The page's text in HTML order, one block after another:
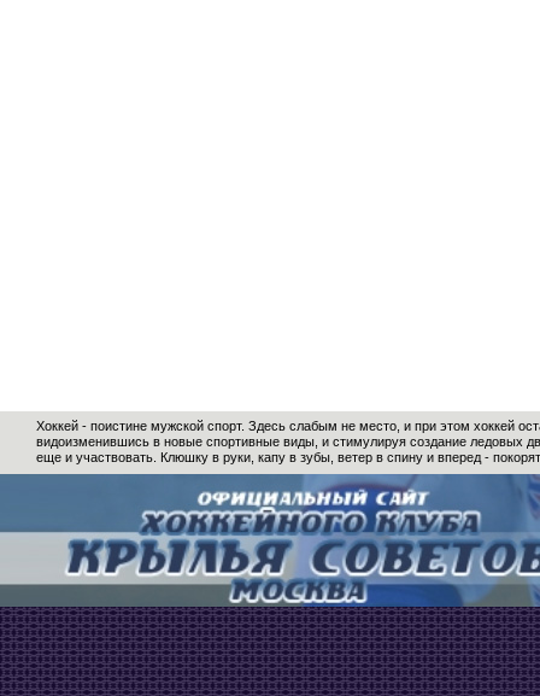
Хоккей - поистине мужской спорт. Здесь слабым не место, и при этом хоккей
видоизменившись в новые спортивные виды, и стимулируя создание ледовых
еще и участвовать. Клюшку в руки, капу в зубы, ветер в спину и вперед -